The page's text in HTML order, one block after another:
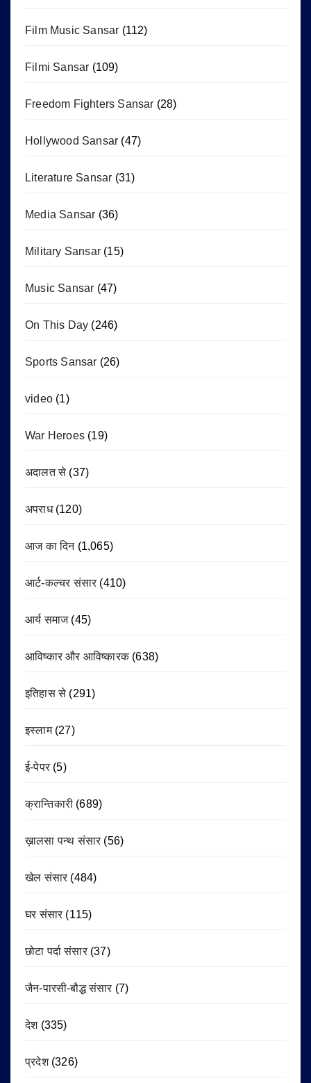
Film Music Sansar (112)
Filmi Sansar (109)
Freedom Fighters Sansar (28)
Hollywood Sansar (47)
Literature Sansar (31)
Media Sansar (36)
Military Sansar (15)
Music Sansar (47)
On This Day (246)
Sports Sansar (26)
video (1)
War Heroes (19)
अदालत से (37)
अपराध(120)
आज का दिन(1,065)
आर्ट-कल्चर संसार (410)
आर्य समाज(45)
आविष्कार और आविष्कारक(638)
इतिहास से (291)
इस्लाम(27)
ई-पेपर (5)
क्रान्तिकारी (689)
ख़ालसा पन्थ संसार (56)
खेल संसार (484)
घर संसार (115)
छोटा पर्दा संसार(37)
जैन-पारसी-बौद्ध संसार (7)
देश(335)
प्रदेश(326)